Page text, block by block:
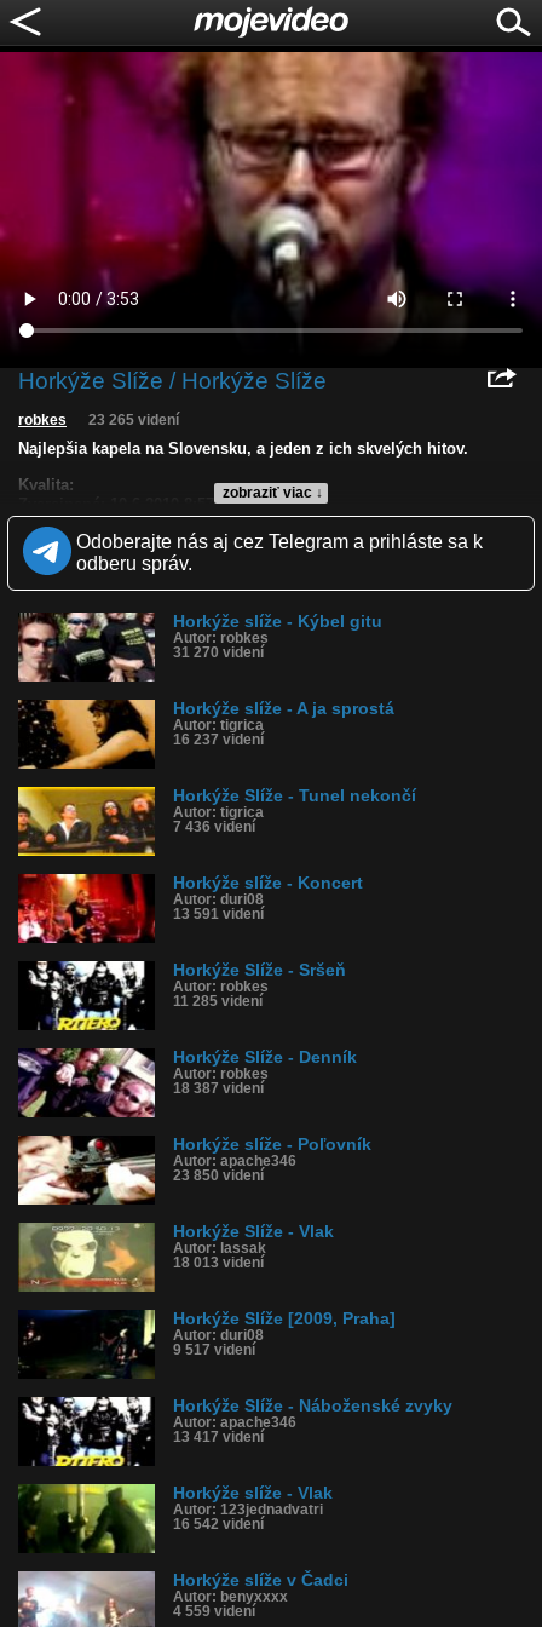
Horkýže Slíže / Horkýže Slíže
zobraziť viac ↓
robkes 23 265 videní
Najlepšia kapela na Slovensku, a jeden z ich skvelých hitov.
Kvalita:
Krajina: Slovensko 🇸🇰
Páči sa: 94% (51 hlasov)
Obľúbené: 16
Kategória: film a tv
Tagy: horkýže, slíže, najlepšia, kapela, nitra, kuko, slovensko,
slovenský, slovenská, slovenské
História sledovanosti videa:
Odoberajte nás aj cez Telegram a prihláste sa k
odberu správ.
Horkýže slíže - Kýbel gitu
Autor: robkes
31 270 videní
Horkýže slíže - A ja sprostá
Autor: tigrica
16 237 videní
Horkýže Slíže - Tunel nekončí
Autor: tigrica
7 436 videní
Horkýže slíže - Koncert
Autor: duri08
13 591 videní
Horkýže Slíže - Sršeň
Autor: robkes
11 285 videní
Horkýže Slíže - Denník
Autor: robkes
18 387 videní
Horkýže slíže - Poľovník
Autor: apache346
23 850 videní
Horkýže Slíže - Vlak
Autor: lassak
18 013 videní
Horkýže Slíže [2009, Praha]
Autor: duri08
9 517 videní
Horkýže Slíže - Náboženské zvyky
Autor: apache346
13 417 videní
Horkýže slíže - Vlak
Autor: 123jednadvatri
16 542 videní
Horkýže slíže v Čadci
Autor: benyxxxx
4 559 videní